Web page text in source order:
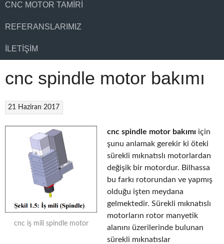
CNC MOTOR TAMIRI
REFERANSLARIMIZ
İLETIŞIM
cnc spindle motor bakımı
21 Haziran 2017
cnc iş mili spindle motor
cnc spindle motor bakımı için
şunu anlamak gerekir ki öteki
sürekli mıknatıslı motorlardan
değişik bir motordur. Bilhassa
bu farkı rotorundan ve yapmış
olduğu işten meydana
gelmektedir. Sürekli mıknatıslı
motorların rotor manyetik
alanını üzerilerinde bulunan
sürekli mıknatıslar